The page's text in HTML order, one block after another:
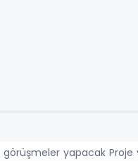
yapacak Proje